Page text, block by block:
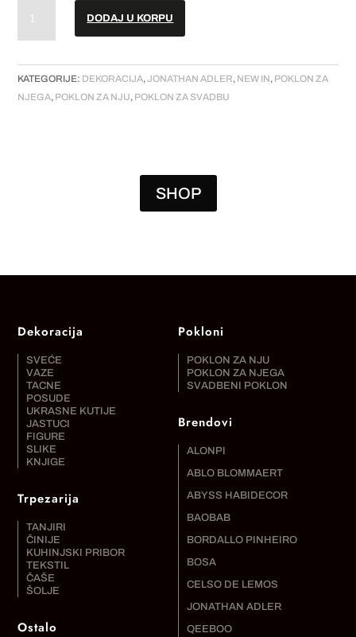
Soleil
Set
od
DODAJ U KORPU
KATEGORIJE: DEKORACIJA,JONATHAN ADLER, NEW IN, POKLON ZA
NJEGA, POKLON ZA NJU, POKLON ZA SVADBU
SHOP
Dekoracija
SVEĆE
VAZE
TACNE
POSUDE
UKRASNE KUTIJE
JASTUCI
FIGURE
SLIKE
KNJIGE
Trpezarija
TANJIRI
ČINIJE
KUHINJSKI PRIBOR
TEKSTIL
ČAŠE
ŠOLJE
Ostalo
Pokloni
POKLON ZA NJU
POKLON ZA NJEGA
SVADBENI POKLON
Brendovi
ALONPI
ABLO BLOMMAERT
ABYSS HABIDECOR
BAOBAB
BORDALLO PINHEIRO
BOSA
CELSO DE LEMOS
JONATHAN ADLER
QEEBOO